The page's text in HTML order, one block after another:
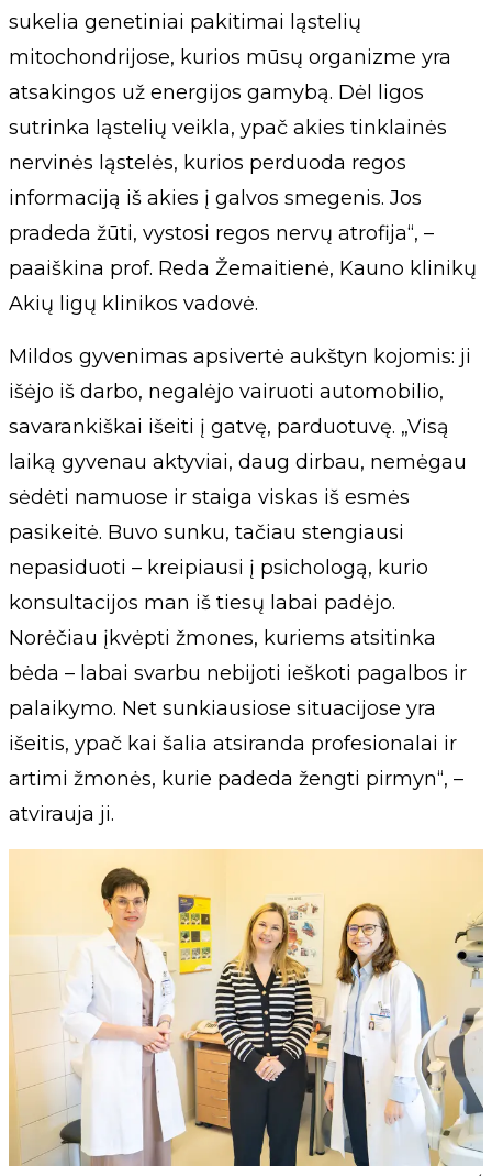
sukelia genetiniai pakitimai ląstelių
mitochondrijose, kurios mūsų organizme yra
atsakingos už energijos gamybą. Dėl ligos
sutrinka ląstelių veikla, ypač akies tinklainės
nervinės ląstelės, kurios perduoda regos
informaciją iš akies į galvos smegenis. Jos
pradeda žūti, vystosi regos nervų atrofija“, –
paaiškina prof. Reda Žemaitienė, Kauno klinikų
Akių ligų klinikos vadovė.
Mildos gyvenimas apsivertė aukštyn kojomis: ji
išėjo iš darbo, negalėjo vairuoti automobilio,
savarankiškai išeiti į gatvę, parduotuvę. „Visą
laiką gyvenau aktyviai, daug dirbau, nemėgau
sėdėti namuose ir staiga viskas iš esmės
pasikeitė. Buvo sunku, tačiau stengiausi
nepasiduoti – kreipiausi į psichologą, kurio
konsultacijos man iš tiesų labai padėjo.
Norėčiau įkvėpti žmones, kuriems atsitinka
bėda – labai svarbu nebijoti ieškoti pagalbos ir
palaikymo. Net sunkiausiose situacijose yra
išeitis, ypač kai šalia atsiranda profesionalai ir
artimi žmonės, kurie padeda žengti pirmyn“, –
atvirauja ji.